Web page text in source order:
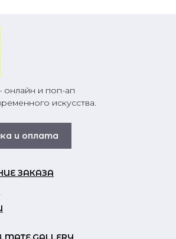
и поп-ап
искусства.
и оплата
ЗАКАЗА